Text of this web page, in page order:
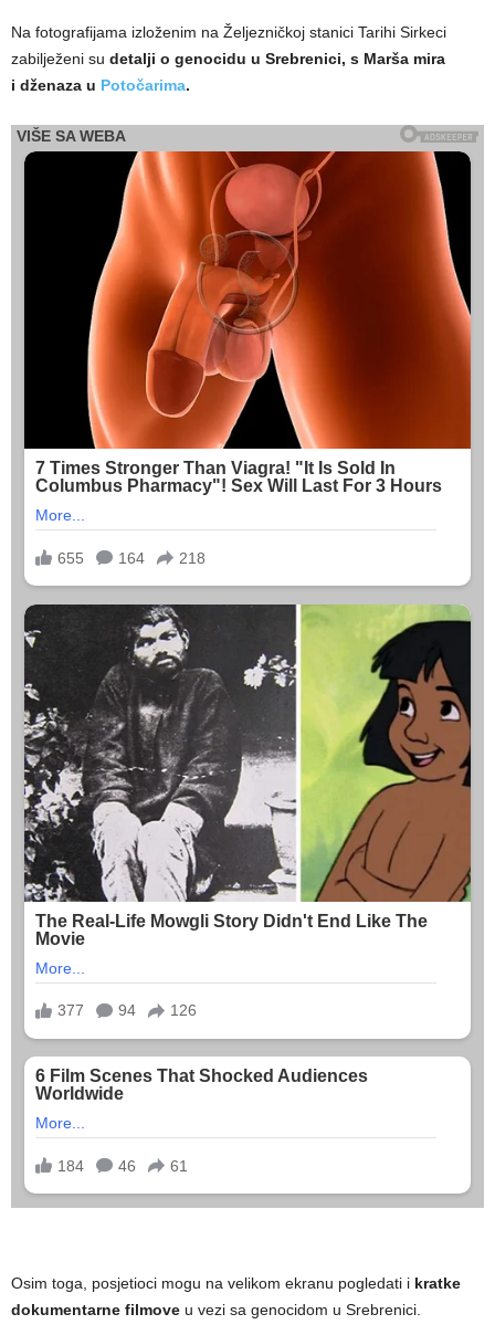
Na fotografijama izloženim na Željezničkoj stanici Tarihi Sirkeci
zabilježeni su detalji o genocidu u Srebrenici, s Marša mira
i dženaza u Potočarima.
Osim toga, posjetioci mogu na velikom ekranu pogledati i kratke
dokumentarne filmove u vezi sa genocidom u Srebrenici.